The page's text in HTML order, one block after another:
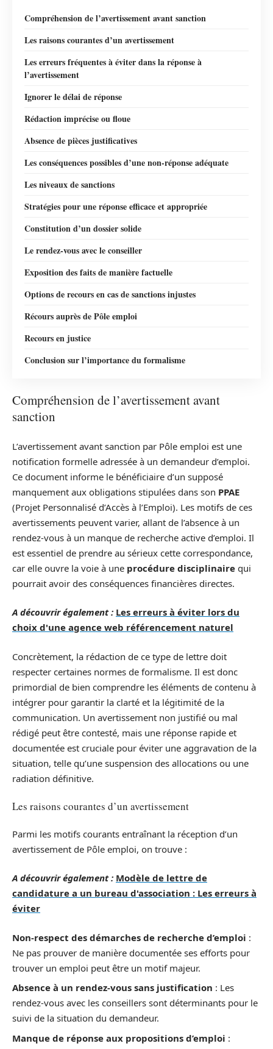
Compréhension de l’avertissement avant sanction
Les raisons courantes d’un avertissement
Les erreurs fréquentes à éviter dans la réponse à
l’avertissement
Ignorer le délai de réponse
Rédaction imprécise ou floue
Absence de pièces justificatives
Les conséquences possibles d’une non-réponse adéquate
Les niveaux de sanctions
Stratégies pour une réponse efficace et appropriée
Constitution d’un dossier solide
Le rendez-vous avec le conseiller
Exposition des faits de manière factuelle
Options de recours en cas de sanctions injustes
Récours auprès de Pôle emploi
Recours en justice
Conclusion sur l’importance du formalisme
Compréhension de l’avertissement avant
sanction
L’avertissement avant sanction par Pôle emploi est une
notification formelle adressée à un demandeur d’emploi.
Ce document informe le bénéficiaire d’un supposé
manquement aux obligations stipulées dans son PPAE
(Projet Personnalisé d’Accès à l’Emploi). Les motifs de ces
avertissements peuvent varier, allant de l’absence à un
rendez-vous à un manque de recherche active d’emploi. Il
est essentiel de prendre au sérieux cette correspondance,
car elle ouvre la voie à une procédure disciplinaire qui
pourrait avoir des conséquences financières directes.
A découvrir également : Les erreurs à éviter lors du
choix d'une agence web référencement naturel
Concrètement, la rédaction de ce type de lettre doit
respecter certaines normes de formalisme. Il est donc
primordial de bien comprendre les éléments de contenu à
intégrer pour garantir la clarté et la légitimité de la
communication. Un avertissement non justifié ou mal
rédigé peut être contesté, mais une réponse rapide et
documentée est cruciale pour éviter une aggravation de la
situation, telle qu’une suspension des allocations ou une
radiation définitive.
Les raisons courantes d’un avertissement
Parmi les motifs courants entraînant la réception d’un
avertissement de Pôle emploi, on trouve :
A découvrir également : Modèle de lettre de
candidature a un bureau d'association : Les erreurs à
éviter
Non-respect des démarches de recherche d’emploi :
Ne pas prouver de manière documentée ses efforts pour
trouver un emploi peut être un motif majeur.
Absence à un rendez-vous sans justification : Les
rendez-vous avec les conseillers sont déterminants pour le
suivi de la situation du demandeur.
Manque de réponse aux propositions d’emploi :